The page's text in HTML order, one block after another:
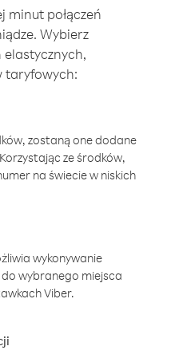
minut połączeń
Wybierz
elastycznych,
taryfowych:
zostaną one dodane
ze środków,
na świecie w niskich
wykonywanie
wybranego miejsca
Viber.